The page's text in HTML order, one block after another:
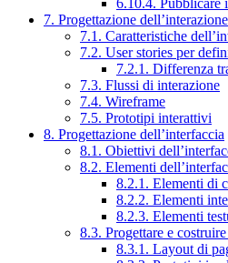
6.10.4. Pubblicare
7. Progettazione dell’interazione
7.1. Caratteristiche
7.2. User stories per
7.2.1. Differenza
7.3. Flussi di interazione
7.4. Wireframe
7.5. Prototipi interattivi
8. Progettazione dell’interfaccia
8.1. Obiettivi
8.2. Elementi
8.2.1. Elementi di
8.2.2. Elementi
8.2.3. Elementi
8.3. Progettare e
8.3.1. Layout di